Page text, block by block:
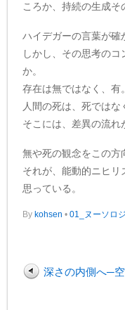
ころか、持続の生成そ
ハイデガーの言葉が確
しかし、その思考の
か。
存在は無ではなく、有。
人間の死は、死ではな
そこには、差異の流れ
無や死の観念をこの
それが、能動的ニヒリ
思っている。
Bykohsen • 01_ヌーソロ
深さの内側へ─